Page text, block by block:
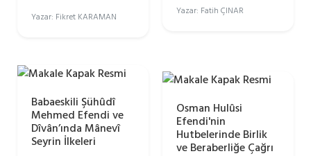
Yazar: Fikret KARAMAN
Yazar: Fatih ÇINAR
Babaeskili Şühûdî
Mehmed Efendi ve
Dîvân’ında Mânevî
Seyrin İlkeleri
Osman Hulûsi
Efendi'nin
Hutbelerinde Birlik
ve Beraberliğe Çağrı